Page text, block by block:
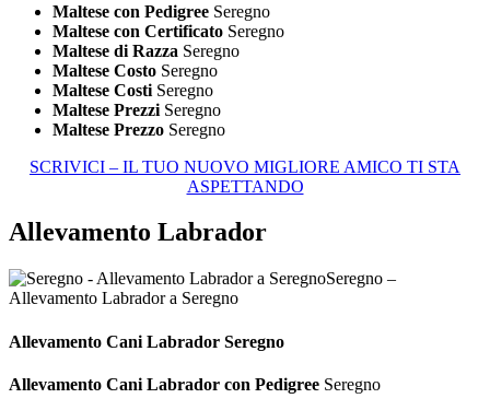
Maltese con Pedigree Seregno
Maltese con Certificato Seregno
Maltese di Razza Seregno
Maltese Costo Seregno
Maltese Costi Seregno
Maltese Prezzi Seregno
Maltese Prezzo Seregno
SCRIVICI – IL TUO NUOVO MIGLIORE AMICO TI STA
ASPETTANDO
Allevamento Labrador
Seregno –
Allevamento Labrador a Seregno
Allevamento Cani Labrador Seregno
Allevamento Cani Labrador con Pedigree Seregno